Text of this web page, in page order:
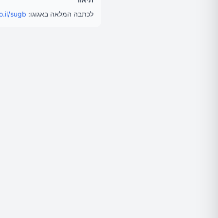
לכתבה המלאה באגוגו: sugb/